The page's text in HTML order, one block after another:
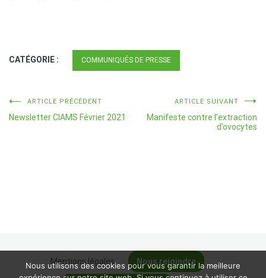
CATÉGORIE : COMMUNIQUÉS DE PRESSE
Navigation
ARTICLE PRÉCÉDENT
Newsletter CIAMS Février 2021
ARTICLE SUIVANT
Manifeste contre l’extraction
d’ovocytes
Mentions légales Nous rejoindre
Nous utilisons des cookies pour vous garantir la meilleure